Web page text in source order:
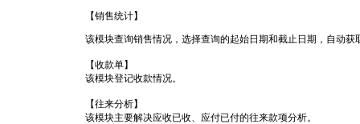
【销售统计】
该模块查询销售情况，选择查询的起始日期和截止日期，自动
【收款单】
该模块登记收款情况。
【往来分析】
该模块主要解决应收已收、应付已付的往来款项分析。